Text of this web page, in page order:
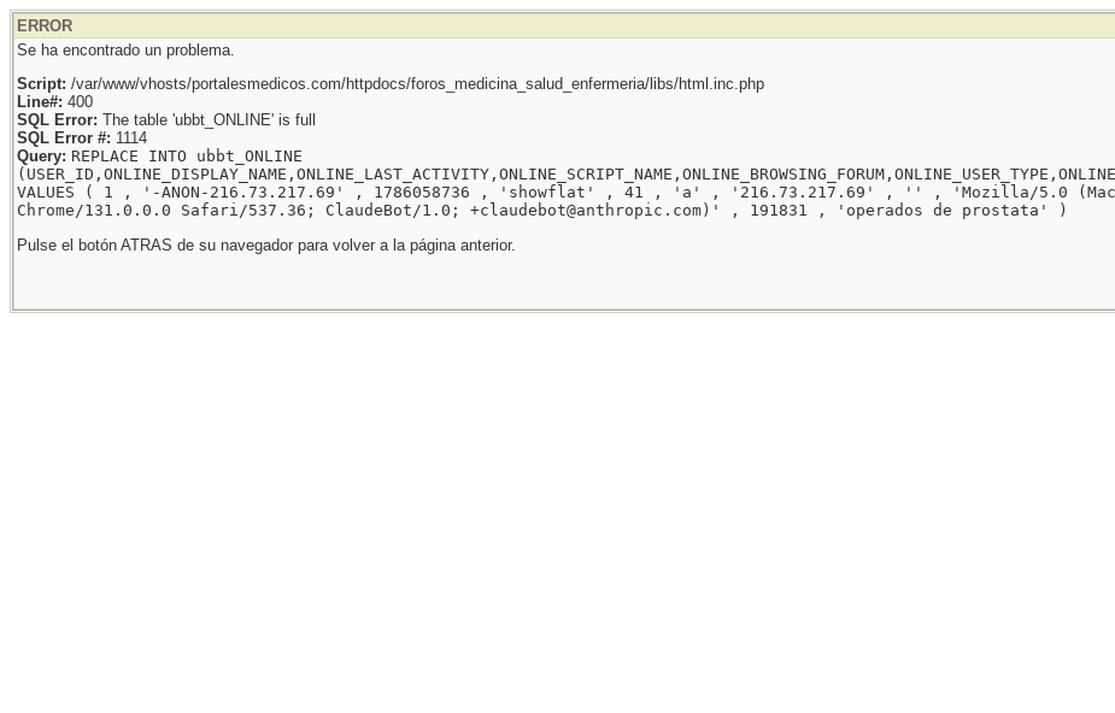
ERROR
Se ha encontrado un problema.
Script: /var/www/vhosts/portalesmedicos.com/httpdocs/foros_medicina_salud_enfermeria/libs/html.inc.php
Line#: 400
SQL Error: The table 'ubbt_ONLINE' is full
SQL Error #: 1114
Query: REPLACE INTO ubbt_ONLINE
VALUES ( 1 , '-ANON-216.73.217.69' , 1786058736 , 'showflat' , 41 , 'a' , '216.73.217.69' , '' , 'Mozilla/5.0
Chrome/131.0.0.0 Safari/537.36; ClaudeBot/1.0; +claudebot@anthropic.com)' , 191831 , 'operados de prostata' )
Pulse el botón ATRAS de su navegador para volver a la página anterior.